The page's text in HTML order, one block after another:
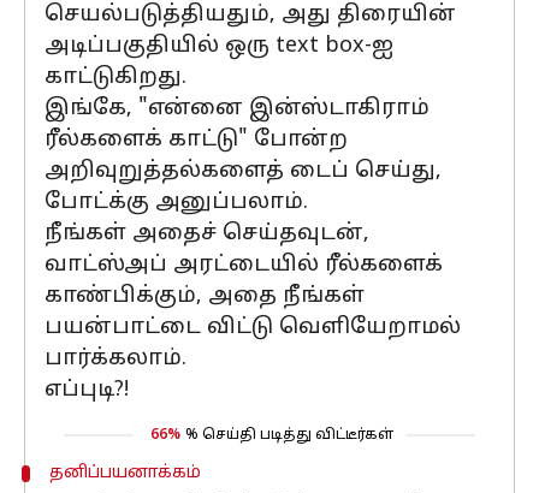
செயல்படுத்தியதும், அது திரையின்
அடிப்பகுதியில் ஒரு text box-ஐ
காட்டுகிறது.
இங்கே, "என்னை இன்ஸ்டாகிராம்
ரீல்களைக் காட்டு" போன்ற
அறிவுறுத்தல்களைத் டைப் செய்து,
போட்க்கு அனுப்பலாம்.
நீங்கள் அதைச் செய்தவுடன்,
வாட்ஸ்அப் அரட்டையில் ரீல்களைக்
காண்பிக்கும், அதை நீங்கள்
பயன்பாட்டை விட்டு வெளியேறாமல்
பார்க்கலாம்.
எப்புடி?!
66% % செய்தி படித்து விட்டீர்கள்
தனிப்பயனாக்கம்